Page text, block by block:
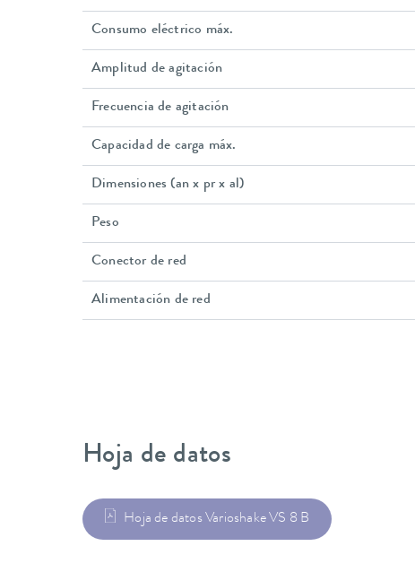
Consumo eléctrico máx.
Amplitud de agitación
Frecuencia de agitación
Capacidad de carga máx.
Dimensiones (an x pr x al)
Peso
Conector de red
Alimentación de red
Hoja de datos
Hoja de datos Varioshake VS 8 B